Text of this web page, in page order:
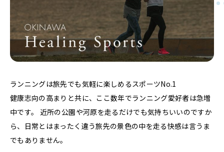
ランニングは旅先でも気軽に楽しめるスポーツNo.1
健康志向の高まりと共に、ここ数年でランニング愛好者は急増
中です。 近所の公園や河原を走るだけでも気持ちいいのですか
ら、日常とはまったく違う旅先の景色の中を走る快感は言うま
でもありません。